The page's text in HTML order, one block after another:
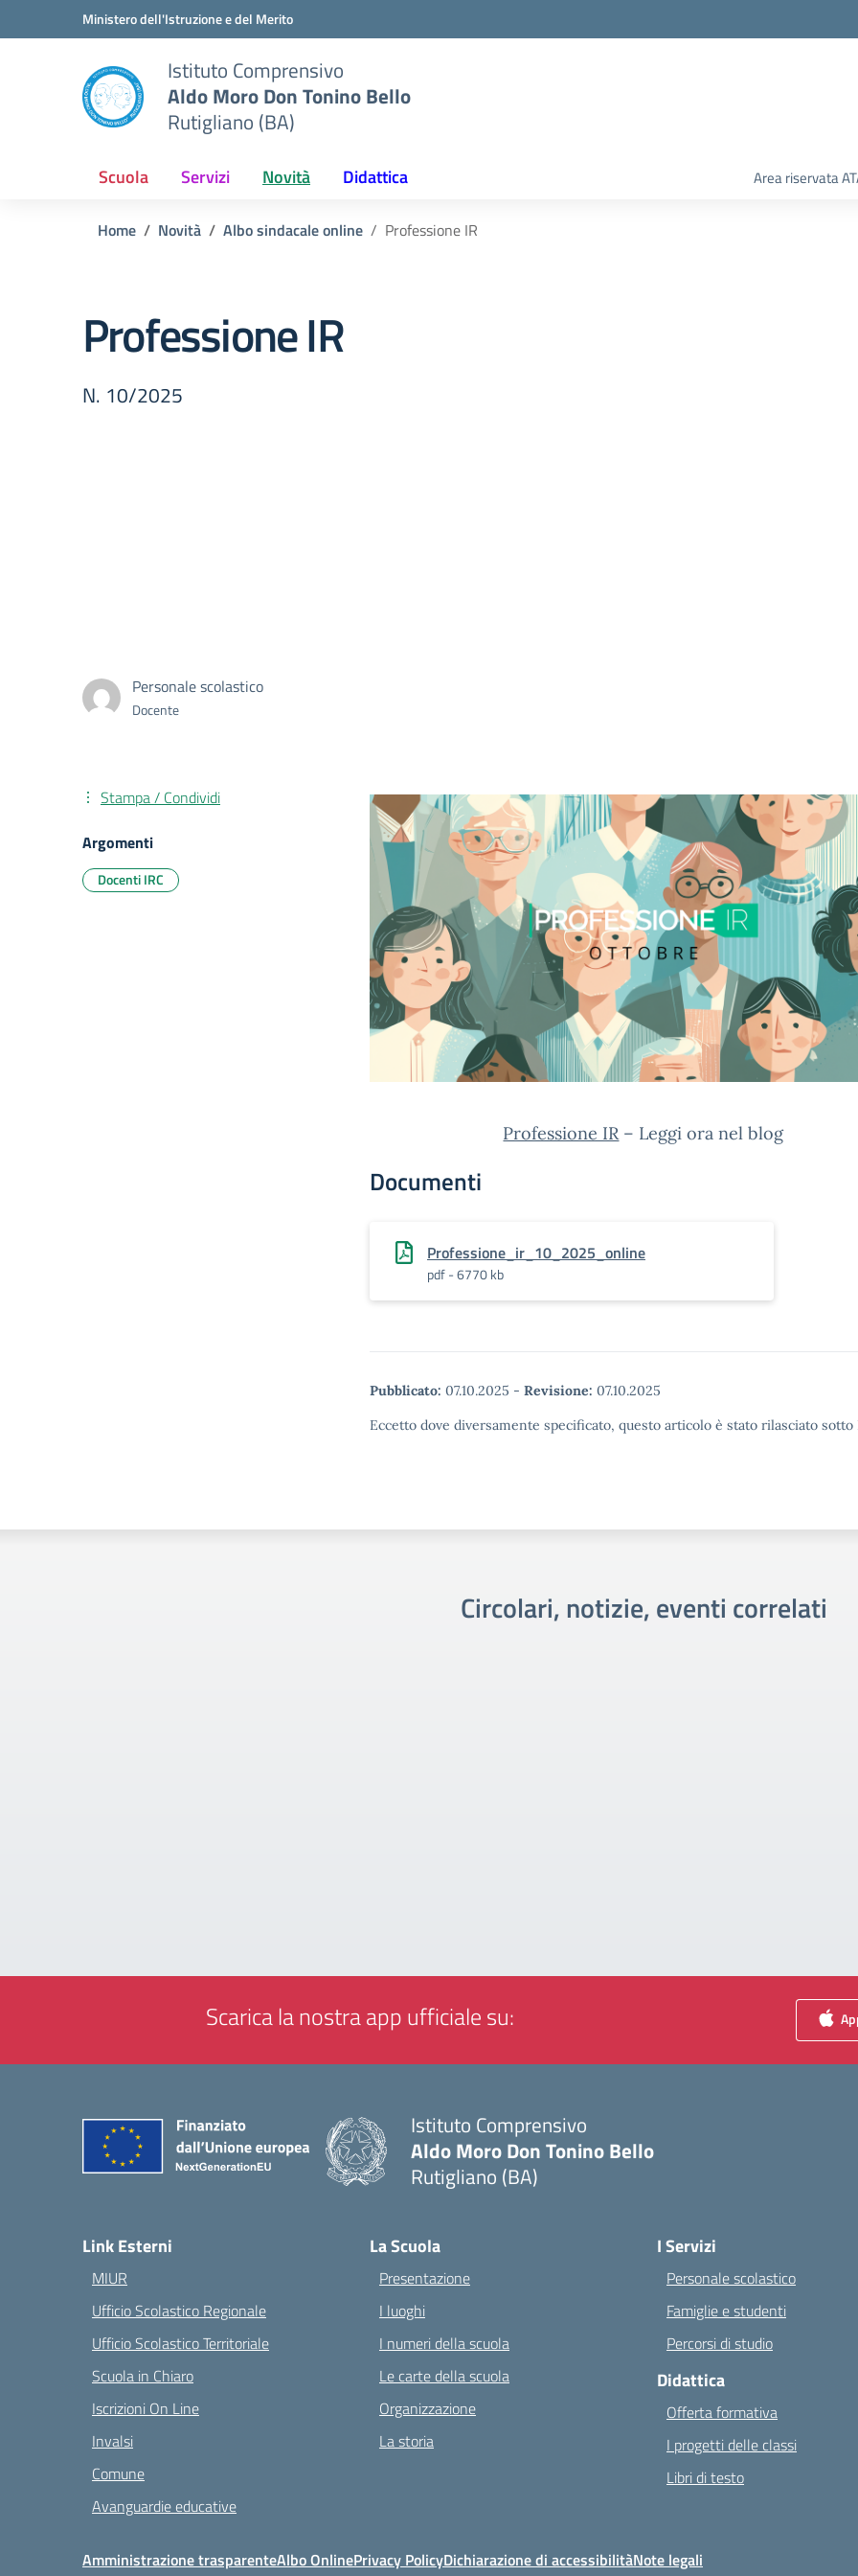
Vai ai contenuti
Vai al menu di navigazioneMinistero dell'Istruzione e del Merito
Istituto Comprensivo
Aldo Moro Don Tonino Bello
Rutigliano (BA)
Scuola Servizi Novità Didattica Area riservata
Home Novità Albo sindacale online Professione IR
Professione IR
N. 10/2025
Personale scolastico
Docente
Professione IR– Leggi ora nel blog
Documenti
Professione_ir_10_2025_online
pdf - 6770 kb
Pubblicato: 07.10.2025 - Revisione: 07.10.2025
Eccetto dove diversamente specificato, questo articolo è stato rilasciato
Stampa / Condividi
Argomenti
Docenti IRC
Circolari, notizie, eventi correlati
Scarica la nostra app ufficiale su:
Istituto Comprensivo
Aldo Moro Don Tonino Bello
Rutigliano (BA)
Link Esterni
MIUR
Ufficio Scolastico Regionale
Ufficio Scolastico Territoriale
Scuola in Chiaro
Iscrizioni On Line
Invalsi
Comune
Avanguardie educative
La Scuola
Presentazione
I luoghi
I numeri della scuola
Le carte della scuola
Organizzazione
La storia
I Servizi
Personale scolastico
Famiglie e studenti
Percorsi di studio
Didattica
Offerta formativa
I progetti delle classi
Libri di testo
Amministrazione trasparenteAlbo OnlinePrivacy PolicyDichiarazione di accessibilitàNote legali